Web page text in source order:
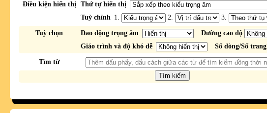
Điều kiện hiển thị
Thứ tự hiển thị
Tuỳ chỉnh 1. 2. 3.
Tuỳ chọn Dao động trọng âm
Đường cao độ
Giáo trình và độ khó dễ
Số dòng/Số trang
Tìm từ